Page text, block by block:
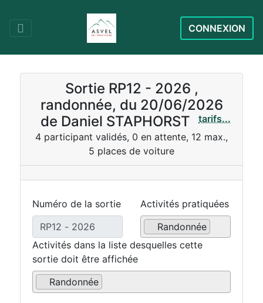
CONNEXION
Sortie RP12 - 2026 ,
randonnée, du 20/06/2026
de Daniel STAPHORST
tarifs...
4 participant validés, 0 en attente, 12 max.,
5 places de voiture
Numéro de la sortie
Activités pratiquées
Randonnée
Activités dans la liste desquelles cette
sortie doit être affichée
Randonnée